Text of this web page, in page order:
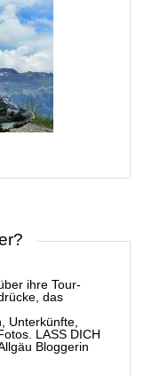
ihre Tour-
das
Unterkünfte,
LASS DICH
Bloggerin